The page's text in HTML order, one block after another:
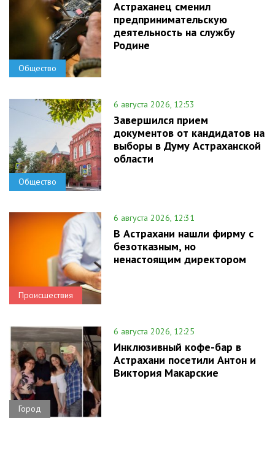
Общество
Астраханец сменил
предпринимательскую
деятельность на службу
Родине
Общество
6 августа 2026, 12:53
Завершился прием
документов от кандидатов на
выборы в Думу Астраханской
области
Происшествия
6 августа 2026, 12:31
В Астрахани нашли фирму с
безотказным, но
ненастоящим директором
Город
6 августа 2026, 12:25
Инклюзивный кофе-бар в
Астрахани посетили Антон и
Виктория Макарские